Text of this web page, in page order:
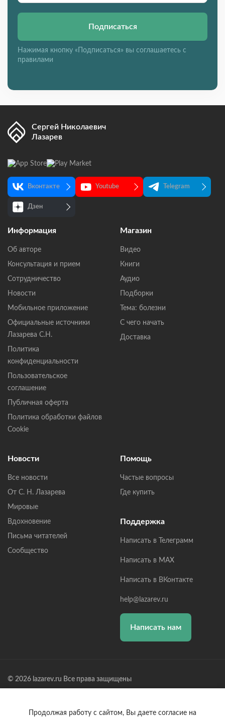
Подписаться
Нажимая кнопку «Подписаться» вы соглашаетесь с
правилами
Сергей Николаевич
Лазарев
Вконтакте Youtube Telegram
Дзен
Информация
Об авторе
Консультация и прием
Сотрудничество
Новости
Мобильное приложение
Официальные источники
Лазарева С.Н.
Политика
конфиденциальности
Пользовательское
соглашение
Публичная оферта
Политика обработки файлов
Cookie
Магазин
Видео
Книги
Аудио
Подборки
Тема: болезни
С чего начать
Доставка
Новости
Все новости
От С. Н. Лазарева
Мировые
Вдохновение
Письма читателей
Сообщество
Помощь
Частые вопросы
Где купить
Поддержка
Написать в Телеграмм
Написать в MAX
Написать в ВКонтакте
help@lazarev.ru
Написать нам
© 2026 lazarev.ru Все права защищены
Банк: ОАО "АЛЬФА-БАНК" БИК: 044525593, К/С:
Продолжая работу с сайтом, Вы даете согласие на